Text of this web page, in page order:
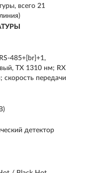
всего 21
485+[br]+1,
TX 1310 нм; RX
скорость передачи
детектор